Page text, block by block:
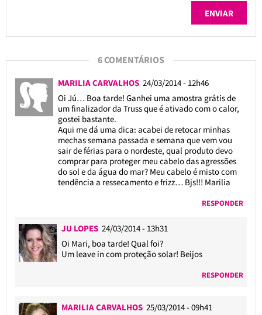
6 COMENTÁRIOS
MARILIA CARVALHOS 24/03/2014 - 12h46
Oi Jú… Boa tarde! Ganhei uma amostra grátis de
um finalizador da Truss que é ativado com o calor,
gostei bastante.
Aqui me dá uma dica: acabei de retocar minhas
mechas semana passada e semana que vem vou
sair de férias para o nordeste, qual produto devo
comprar para proteger meu cabelo das agressões
do sol e da água do mar? Meu cabelo é misto com
tendência a ressecamento e frizz… Bjs!!! Marilia
RESPONDER
JU LOPES 24/03/2014 - 13h31
Oi Mari, boa tarde! Qual foi?
Um leave in com proteção solar! Beijos
RESPONDER
MARILIA CARVALHOS25/03/2014 - 09h41